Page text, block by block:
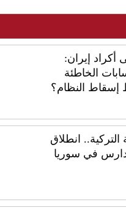
أكراد إيران:
الخاطئة
إسقاط النظام؟
انطلاق
في سوريا